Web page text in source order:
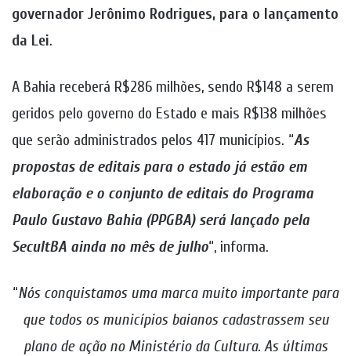
governador Jerônimo Rodrigues, para o lançamento
da Lei.
A Bahia receberá R$286 milhões, sendo R$148 a serem
geridos pelo governo do Estado e mais R$138 milhões
que serão administrados pelos 417 municípios. “As
propostas de editais para o estado já estão em
elaboração e o conjunto de editais do Programa
Paulo Gustavo Bahia (PPGBA) será lançado pela
SecultBA ainda no mês de julho“, informa.
“Nós conquistamos uma marca muito importante para
que todos os municípios baianos cadastrassem seu
plano de ação no Ministério da Cultura. As últimas